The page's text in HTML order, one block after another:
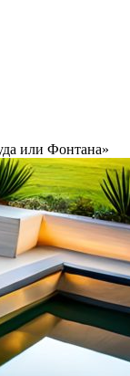
или Фонтана»